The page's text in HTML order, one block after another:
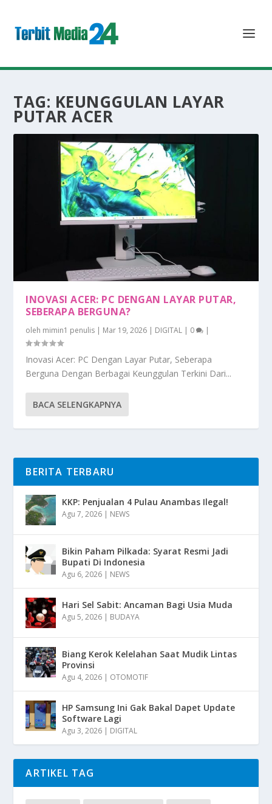
TAG: KEUNGGULAN LAYAR
PUTAR ACER
INOVASI ACER: PC DENGAN LAYAR PUTAR,
SEBERAPA BERGUNA?
oleh mimin1 penulis | Mar 19, 2026 | DIGITAL | 0 |
Inovasi Acer: PC Dengan Layar Putar, Seberapa
Berguna Dengan Berbagai Keunggulan Terkini Dari...
BACA SELENGKAPNYA
BERITA TERBARU
KKP: Penjualan 4 Pulau Anambas Ilegal!
Agu 7, 2026 | NEWS
Bikin Paham Pilkada: Syarat Resmi Jadi
Bupati Di Indonesia
Agu 6, 2026 | NEWS
Hari Sel Sabit: Ancaman Bagi Usia Muda
Agu 5, 2026 | BUDAYA
Biang Kerok Kelelahan Saat Mudik Lintas
Provinsi
Agu 4, 2026 | OTOMOTIF
HP Samsung Ini Gak Bakal Dapet Update
Software Lagi
Agu 3, 2026 | DIGITAL
ARTIKEL TAG